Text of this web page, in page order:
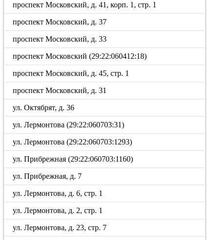
проспект Московский, д. 41, корп. 1, стр. 1
проспект Московский, д. 37
проспект Московский, д. 33
проспект Московский (29:22:060412:18)
проспект Московский, д. 45, стр. 1
проспект Московский, д. 31
ул. Октябрят, д. 36
ул. Лермонтова (29:22:060703:31)
ул. Лермонтова (29:22:060703:1293)
ул. Прибрежная (29:22:060703:1160)
ул. Прибрежная, д. 7
ул. Лермонтова, д. 6, стр. 1
ул. Лермонтова, д. 2, стр. 1
ул. Лермонтова, д. 23, стр. 7